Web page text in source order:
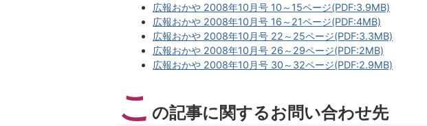
広報おかや 2008年10月号 10～15ページ(PDF:3.9MB)
広報おかや 2008年10月号 16～21ページ(PDF:4MB)
広報おかや 2008年10月号 22～25ページ(PDF:3.3MB)
広報おかや 2008年10月号 26～29ページ(PDF:2MB)
広報おかや 2008年10月号 30～32ページ(PDF:2.9MB)
こ の記事に関するお問い合わせ先